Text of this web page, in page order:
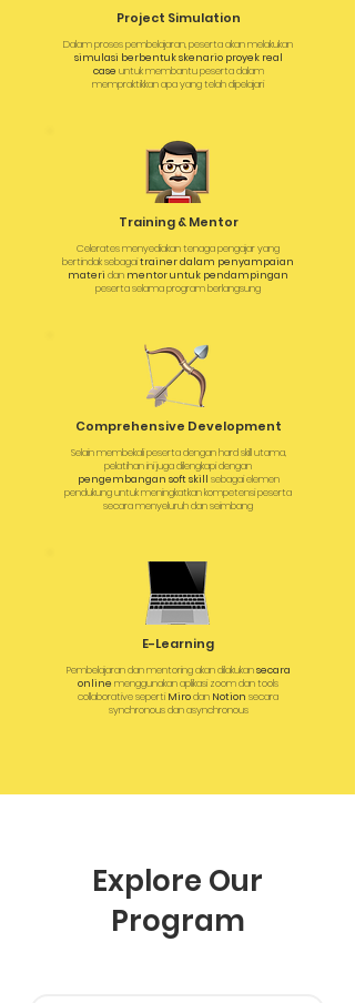
Project Simulation
Dalam proses pembelajaran, peserta akan melakukan
simulasi berbentuk skenario proyek real
case untuk membantu peserta dalam
mempraktikkan apa yang telah dipelajari
Training & Mentor
Celerates menyediakan tenaga pengajar yang
bertindak sebagaitrainer dalam penyampaian
materi dan mentor untuk pendampingan
peserta selama program berlangsung
Comprehensive Development
Selain membekali peserta dengan hard skill utama,
pelatihan ini juga dilengkapi dengan
pengembangan soft skill sebagai elemen
pendukung untuk meningkatkan kompetensi peserta
secara menyeluruh dan seimbang
E-Learning
Pembelajaran dan mentoring akan dilakukansecara
online menggunakan aplikasi zoom dan tools
collaborative sepertiMirodan Notion secara
synchronous dan asynchronous
Explore Our
Program